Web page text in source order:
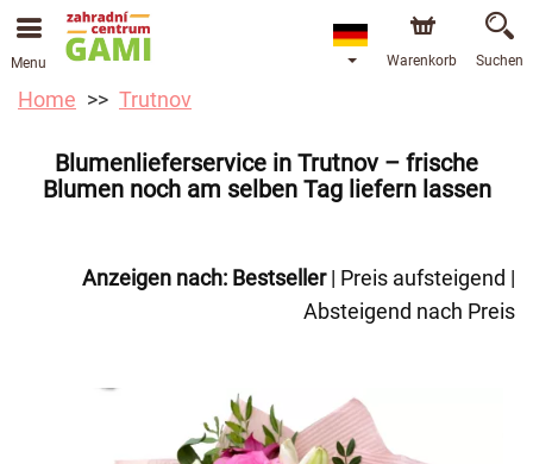
Menu Warenkorb Suchen
Home Trutnov
Blumenlieferservice in Trutnov – frische
Blumen noch am selben Tag liefern lassen
Anzeigen nach: Bestseller| Preis aufsteigend |
Absteigend nach Preis